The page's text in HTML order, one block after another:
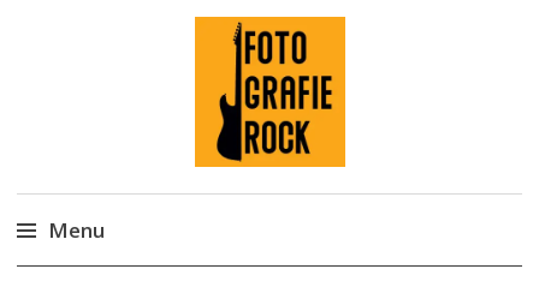
Fotografie ROCK
Menu